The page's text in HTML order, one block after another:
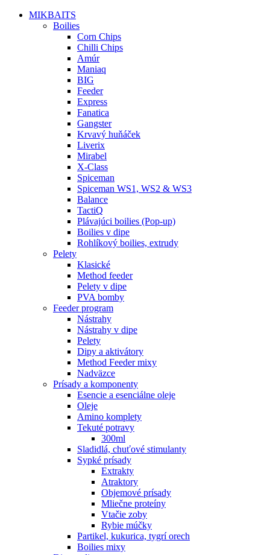
MIKBAITS
Boilies
Corn Chips
Chilli Chips
Amúr
Maniaq
BIG
Feeder
Express
Fanatica
Gangster
Krvavý huňáček
Liverix
Mirabel
X-Class
Spiceman
Spiceman WS1, WS2 & WS3
Balance
TactiQ
Plávajúci boilies (Pop-up)
Boilies v dipe
Rohlíkový boilies, extrudy
Pelety
Klasické
Method feeder
Pelety v dipe
PVA bomby
Feeder program
Nástrahy
Nástrahy v dipe
Pelety
Dipy a aktivátory
Method Feeder mixy
Nadväzce
Prísady a komponenty
Esencie a esenciálne oleje
Oleje
Amino komplety
Tekuté potravy
300ml
Sladidlá, chuťové stimulanty
Sypké prísady
Extrakty
Atraktory
Objemové prísady
Mliečne proteíny
Vtačie zoby
Rybie múčky
Partikel, kukurica, tygrí orech
Boilies mixy